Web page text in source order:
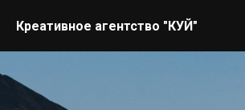
Креативное агентство "КУЙ"